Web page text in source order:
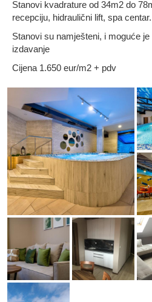
Stanovi kvadrature od 34m2 do
recepciju, hidraulični lift, spa centar.
Stanovi su namješteni, i moguće
izdavanje
Cijena 1.650 eur/m2 + pdv